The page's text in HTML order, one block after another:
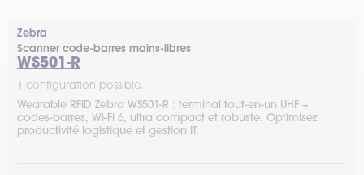
Zebra
Scanner code-barres mains-libres
WS501-R
1 configuration possible.
Wearable RFID Zebra WS501-R : terminal tout-en-un UHF +
codes-barres, Wi-Fi 6, ultra compact et robuste. Optimisez
productivité logistique et gestion IT.